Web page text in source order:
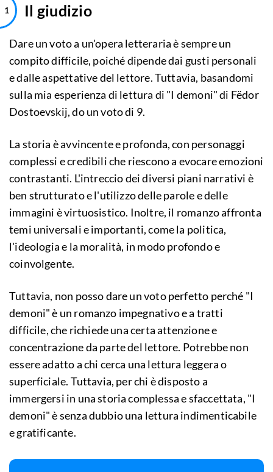
Il giudizio
Dare un voto a un'opera letteraria è sempre un
compito difficile, poiché dipende dai gusti personali
e dalle aspettative del lettore. Tuttavia, basandomi
sulla mia esperienza di lettura di "I demoni" di Fëdor
Dostoevskij, do un voto di 9.
La storia è avvincente e profonda, con personaggi
complessi e credibili che riescono a evocare emozioni
contrastanti. L'intreccio dei diversi piani narrativi è
ben strutturato e l'utilizzo delle parole e delle
immagini è virtuosistico. Inoltre, il romanzo affronta
temi universali e importanti, come la politica,
l'ideologia e la moralità, in modo profondo e
coinvolgente.
Tuttavia, non posso dare un voto perfetto perché "I
demoni" è un romanzo impegnativo e a tratti
difficile, che richiede una certa attenzione e
concentrazione da parte del lettore. Potrebbe non
essere adatto a chi cerca una lettura leggera o
superficiale. Tuttavia, per chi è disposto a
immergersi in una storia complessa e sfaccettata, "I
demoni" è senza dubbio una lettura indimenticabile
e gratificante.